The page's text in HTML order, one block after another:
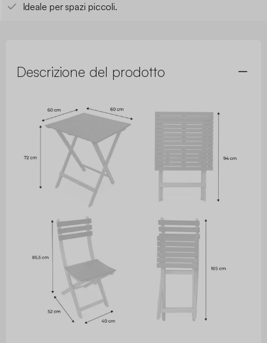
Ideale per spazi piccoli.
Descrizione del prodotto